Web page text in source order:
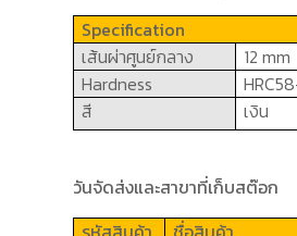
Specification
เส้นผ่าศูนย์กลาง
12 mm
Hardness
HRC
สี
เงิน
วันจัดส่งและสาขาที่เก็บสต๊อก